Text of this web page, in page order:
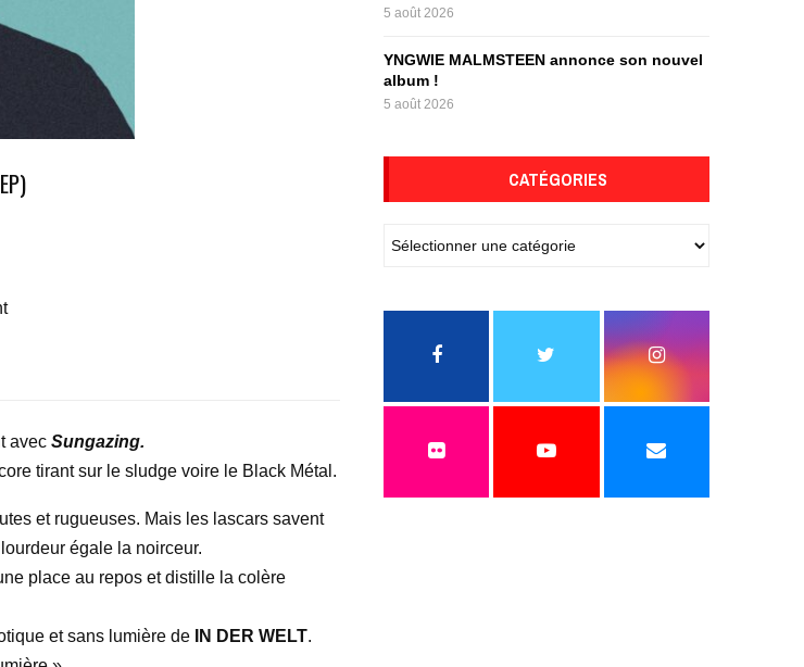
avec Sungazing.
tirant sur le sludge voire le Black Métal.
et rugueuses. Mais les lascars savent
égale la noirceur.
place au repos et distille la colère
et sans lumière de IN DER WELT.
5 août 2026
YNGWIE MALMSTEEN annonce son nouvel
album !
5 août 2026
CATÉGORIES